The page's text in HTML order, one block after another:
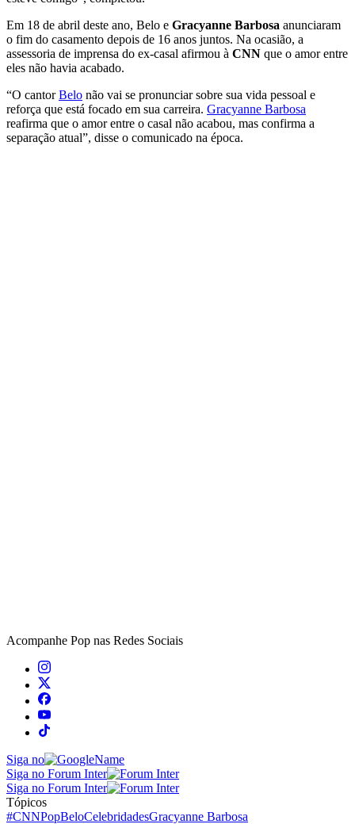
Em 18 de abril deste ano, Belo e Gracyanne Barbosa anunciaram
o fim do casamento depois de 16 anos juntos. Na ocasião, a
assessoria de imprensa do ex-casal afirmou à CNN que o amor entre
eles não havia acabado.
“O cantorBelo não vai se pronunciar sobre sua vida pessoal e
reforça que está focado em sua carreira. Gracyanne Barbosa
reafirma que o amor entre o casal não acabou, mas confirma a
separação atual”, disse o comunicado na época.
Acompanhe Pop nas Redes Sociais
Siga no
Siga no Forum Inter
Siga no Forum Inter
Tópicos
#CNNPopBeloCelebridadesGracyanne Barbosa